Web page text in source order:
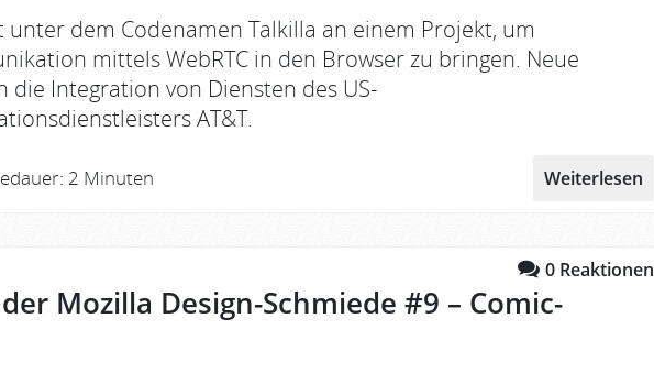
unter dem Codenamen Talkilla an einem Projekt, um
mittels WebRTC in den Browser zu bringen. Neue
die Integration von Diensten des US-
AT&T.
2 Minuten Weiterlesen
0 Reaktionen
Mozilla Design-Schmiede #9 – Comic-